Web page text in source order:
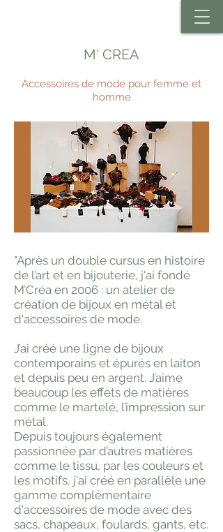
M' CREA
Accessoires de mode pour femme et
homme
"Après un double cursus en histoire
de l’art et en bijouterie, j'ai fondé
M’Créa en 2006 : un atelier de
création de bijoux en métal et
d'accessoires de mode.
J’ai créé une ligne de bijoux
contemporains et épurés en laiton
et depuis peu en argent. J’aime
beaucoup les effets de matières
comme le martelé, l’impression sur
métal.
Depuis toujours également
passionnée par d’autres matières
comme le tissu, par les couleurs et
les motifs, j'ai créé en parallèle une
gamme complémentaire
d'accessoires de mode avec des
sacs, chapeaux, foulards, gants, etc.